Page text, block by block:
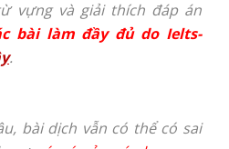
vựng và giải thích đáp án
bài làm đầy đủ do Ielts-
.
bài dịch vẫn có thể có sai